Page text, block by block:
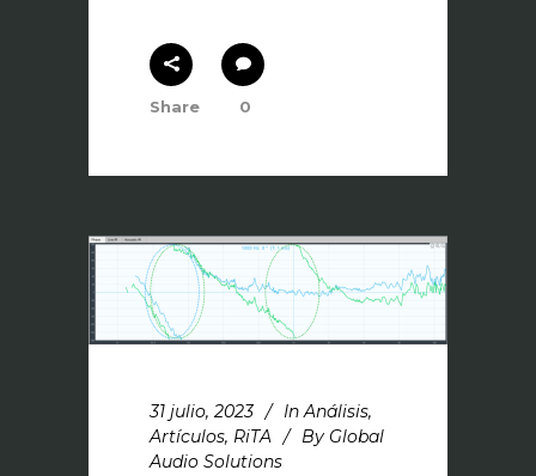
Share 0
31 julio, 2023 In Análisis,
Artículos, RiTA By Global
Audio Solutions